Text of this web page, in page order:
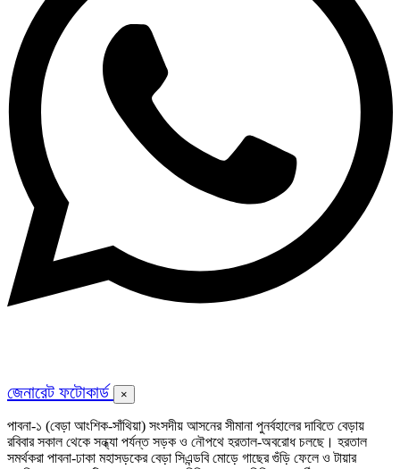
জেনারেট ফটোকার্ড ×
পাবনা-১ (বেড়া আংশিক-সাঁথিয়া) সংসদীয় আসনের সীমানা পুনর্বহালের দাবিতে বেড়ায়
রবিবার সকাল থেকে সন্ধ্যা পর্যন্ত সড়ক ও নৌপথে হরতাল-অবরোধ চলছে। হরতাল
সমর্থকরা পাবনা-ঢাকা মহাসড়কের বেড়া সিএন্ডবি মোড়ে গাছের গুঁড়ি ফেলে ও টায়ার